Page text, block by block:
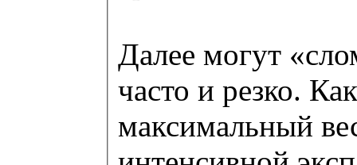
Далее могут
часто и резко.
максимальный